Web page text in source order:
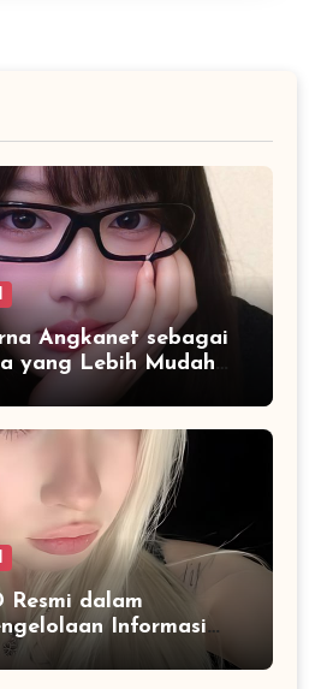
Angkanet sebagai
yang Lebih Mudah
Dianalisis
Resmi dalam
Informasi
Data Harian